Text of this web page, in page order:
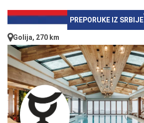
PREPORUKE IZ SRBIJE
Golija, 270 km